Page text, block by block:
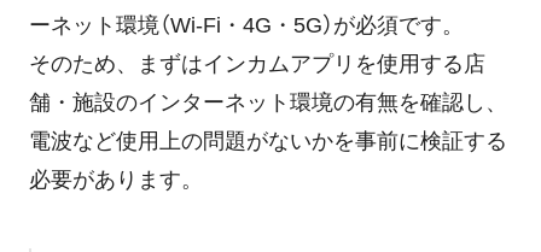
ーネット環境（Wi-Fi・4G・5G）が必須です。
そのため、まずはインカムアプリを使用する店
舗・施設のインターネット環境の有無を確認し、
電波など使用上の問題がないかを事前に検証する
必要があります。